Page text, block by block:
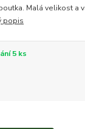
Malá velikost a
popis
5 ks